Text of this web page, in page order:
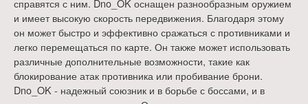
справятся с ним. Dno_OK оснащен разнообразным оружием
и имеет высокую скорость передвижения. Благодаря этому
он может быстро и эффективно сражаться с противниками и
легко перемещаться по карте. Он также может использовать
различные дополнительные возможности, такие как
блокирование атак противника или пробивание брони.
Dno_OK - надежный союзник и в борьбе с боссами, и в